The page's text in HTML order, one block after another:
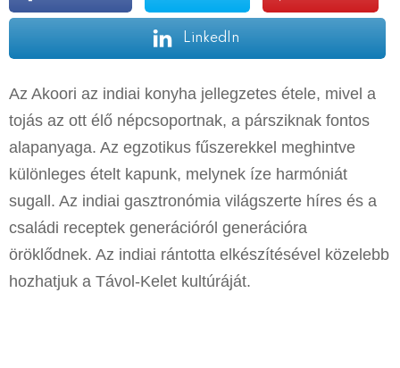
LinkedIn
Az Akoori az indiai konyha jellegzetes étele, mivel a
tojás az ott élő népcsoportnak, a pársziknak fontos
alapanyaga. Az egzotikus fűszerekkel meghintve
különleges ételt kapunk, melynek íze harmóniát
sugall. Az indiai gasztronómia világszerte híres és a
családi receptek generációról generációra
öröklődnek. Az indiai rántotta elkészítésével közelebb
hozhatjuk a Távol-Kelet kultúráját.